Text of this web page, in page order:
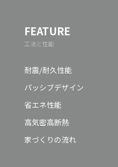
FEATURE
工法と性能
耐震/耐久性能
パッシブデザイン
省エネ性能
高気密高断熱
家づくりの流れ